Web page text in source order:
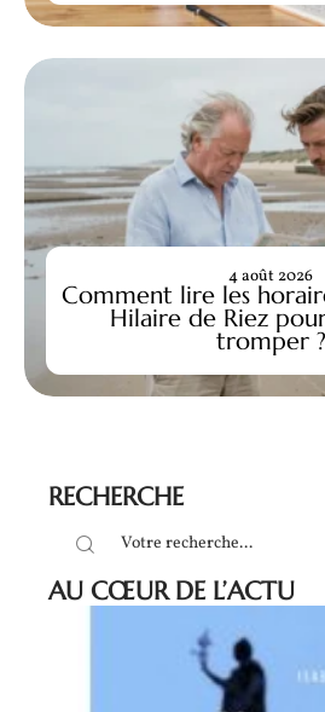
Comment lire les
Hilaire de Riez
tromper ?
4 août 2026
RECHERCHE
AU CŒUR DE L’ACTU